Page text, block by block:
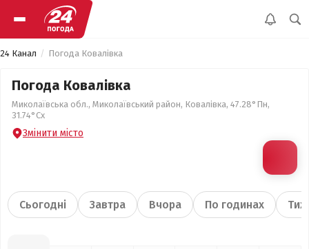
24 Канал Погода Ковалівка
Погода Ковалівка
Миколаївська обл., Миколаївський район, Ковалівка, 47.28°Пн,
31.74°Сх
Змінити місто
Сьогодні Завтра Вчора По годинах